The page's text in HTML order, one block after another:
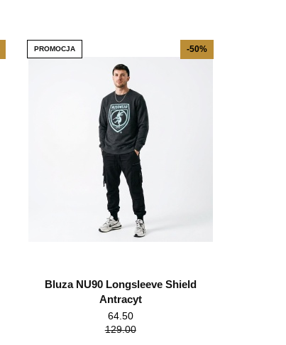
PROMOCJA
Bluza NU90 Longsleeve Shield
Antracyt
64.50
-50%
129.00